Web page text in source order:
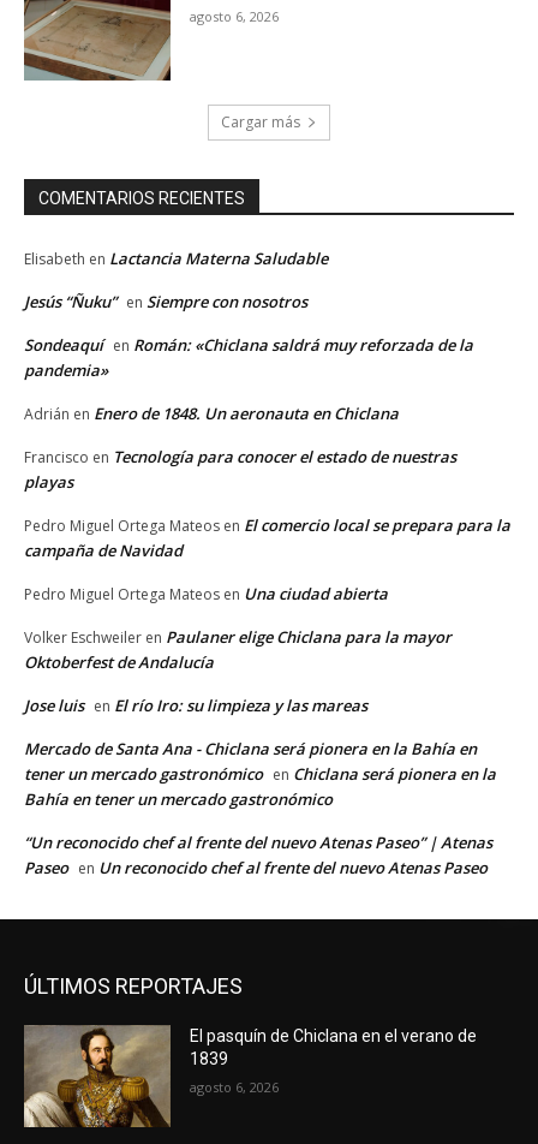
agosto 6, 2026
Cargar más
COMENTARIOS RECIENTES
Elisabeth en Lactancia Materna Saludable
Jesús “Ñuku” en Siempre con nosotros
Sondeaquí en Román: «Chiclana saldrá muy reforzada de la
pandemia»
Adrián en Enero de 1848. Un aeronauta en Chiclana
Francisco en Tecnología para conocer el estado de nuestras
playas
Pedro Miguel Ortega Mateos en El comercio local se prepara para la
campaña de Navidad
Pedro Miguel Ortega Mateos en Una ciudad abierta
Volker Eschweiler en Paulaner elige Chiclana para la mayor
Oktoberfest de Andalucía
Jose luis en El río Iro: su limpieza y las mareas
Mercado de Santa Ana - Chiclana será pionera en la Bahía en
tener un mercado gastronómico en Chiclana será pionera en la
Bahía en tener un mercado gastronómico
“Un reconocido chef al frente del nuevo Atenas Paseo” | Atenas
Paseo en Un reconocido chef al frente del nuevo Atenas Paseo
ÚLTIMOS REPORTAJES
El pasquín de Chiclana en el verano de
1839
agosto 6, 2026